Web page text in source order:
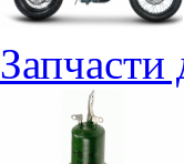
Запчасти